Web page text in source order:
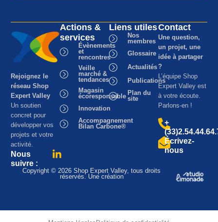
Rejoignez le
réseau Shop
Expert Valley
Un soutien
concret pour
développer vos
projets et votre
activité.
Nous
suivre :
Actions &
services
Évènements
et
rencontres
Veille
marché &
tendances
Magasin
écoresponsable
Innovation
Accompagnement
Bilan Carbone®
Liens utiles
Nos
membres
Glossaire
Actualités
Publications
Plan du
site
Contact
Une question,
un projet, une
idée à partager
?
L’équipe Shop
Expert Valley est
à votre écoute.
Parlons-en !
+
Écrivez-
nous
Copyright © 2026 Shop Expert Valley, tous droits
réservés. Une création